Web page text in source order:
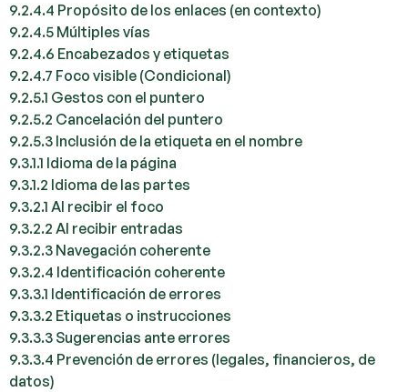
9.2.4.4 Propósito de los enlaces (en contexto)
9.2.4.5 Múltiples vías
9.2.4.6 Encabezados y etiquetas
9.2.4.7 Foco visible (Condicional)
9.2.5.1 Gestos con el puntero
9.2.5.2 Cancelación del puntero
9.2.5.3 Inclusión de la etiqueta en el nombre
9.3.1.1 Idioma de la página
9.3.1.2 Idioma de las partes
9.3.2.1 Al recibir el foco
9.3.2.2 Al recibir entradas
9.3.2.3 Navegación coherente
9.3.2.4 Identificación coherente
9.3.3.1 Identificación de errores
9.3.3.2 Etiquetas o instrucciones
9.3.3.3 Sugerencias ante errores
9.3.3.4 Prevención de errores (legales, financieros, de
datos)